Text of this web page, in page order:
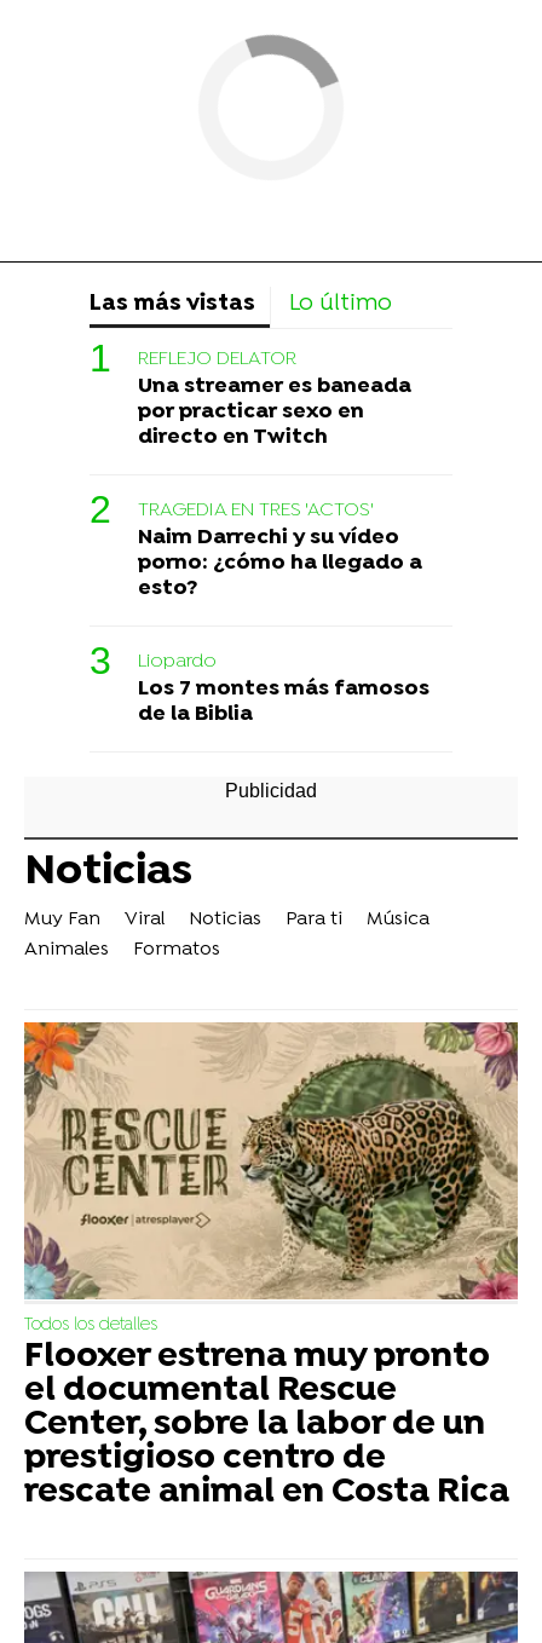
Las más vistas Lo último
REFLEJO DELATOR
Una streamer es baneada
por practicar sexo en
directo en Twitch
TRAGEDIA EN TRES 'ACTOS'
Naim Darrechi y su vídeo
porno: ¿cómo ha llegado a
esto?
Liopardo
Los 7 montes más famosos
de la Biblia
Noticias
Muy Fan Viral Noticias Para ti
Música
Animales
Formatos
Todos los detalles
Flooxer estrena muy pronto
el documental Rescue
Center, sobre la labor de un
prestigioso centro de
rescate animal en Costa Rica